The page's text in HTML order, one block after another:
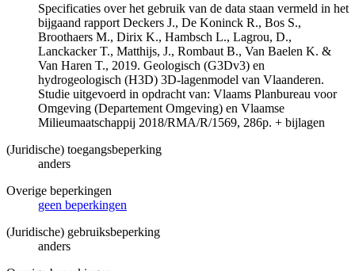
Specificaties over het gebruik van de data staan vermeld in het
bijgaand rapport Deckers J., De Koninck R., Bos S.,
Broothaers M., Dirix K., Hambsch L., Lagrou, D.,
Lanckacker T., Matthijs, J., Rombaut B., Van Baelen K. &
Van Haren T., 2019. Geologisch (G3Dv3) en
hydrogeologisch (H3D) 3D-lagenmodel van Vlaanderen.
Studie uitgevoerd in opdracht van: Vlaams Planbureau voor
Omgeving (Departement Omgeving) en Vlaamse
Milieumaatschappij 2018/RMA/R/1569, 286p. + bijlagen
(Juridische) toegangsbeperking
anders
Overige beperkingen
geen beperkingen
(Juridische) gebruiksbeperking
anders